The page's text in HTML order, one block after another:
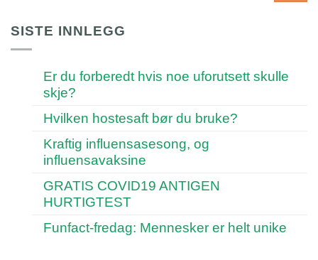
SISTE INNLEGG
Er du forberedt hvis noe uforutsett skulle
skje?
Hvilken hostesaft bør du bruke?
Kraftig influensasesong, og
influensavaksine
GRATIS COVID19 ANTIGEN
HURTIGTEST
Funfact-fredag: Mennesker er helt unike